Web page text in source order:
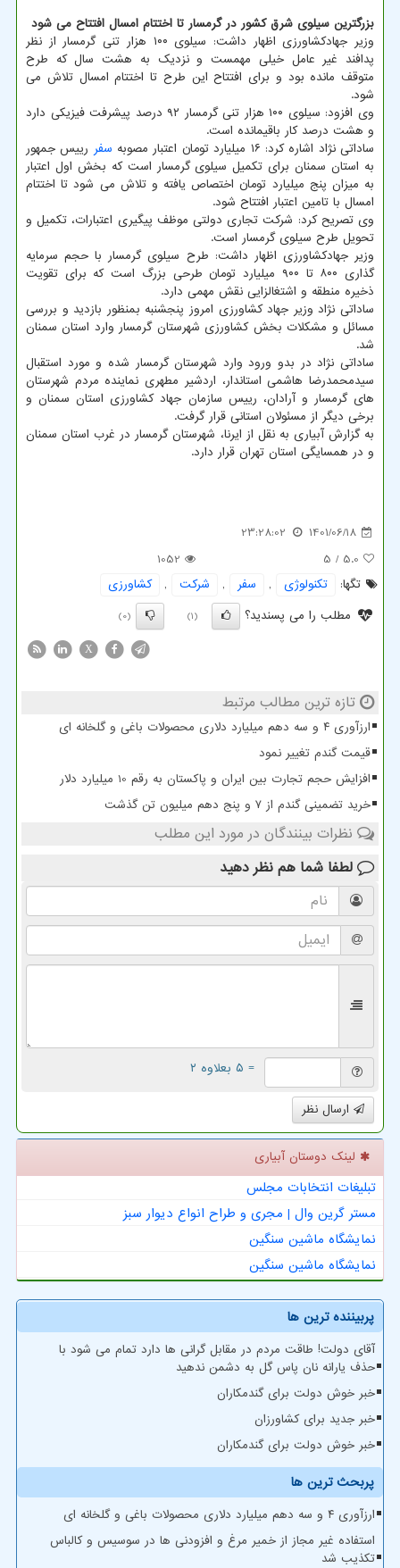
بزرگترین سیلوی شرق کشور در گرمسار تا اختتام امسال افتتاح می شود
وزیر جهادکشاورزی اظهار داشت: سیلوی ۱۰۰ هزار تنی گرمسار از نظر
پدافند غیر عامل خیلی مهمست و نزدیک به هشت سال که طرح
متوقف مانده بود و برای افتتاح این طرح تا اختتام امسال تلاش می
شود.
وی افزود: سیلوی ۱۰۰ هزار تنی گرمسار ۹۲ درصد پیشرفت فیزیکی دارد
و هشت درصد کار باقیمانده است.
ساداتی نژاد اشاره کرد: ۱۶ میلیارد تومان اعتبار مصوبه
سفر رییس جمهور
به استان سمنان برای تکمیل سیلوی گرمسار است که بخش اول اعتبار
به میزان پنج میلیارد تومان اختصاص یافته و تلاش می شود تا اختتام
امسال با تامین اعتبار افتتاح شود.
وی تصریح کرد: شرکت تجاری دولتی موظف پیگیری اعتبارات، تکمیل و
تحویل طرح سیلوی گرمسار است.
وزیر جهادکشاورزی اظهار داشت: طرح سیلوی گرمسار با حجم سرمایه
گذاری ۸۰۰ تا ۹۰۰ میلیارد تومان طرحی بزرگ است که برای تقویت
ذخیره منطقه و اشتغالزایی نقش مهمی دارد.
ساداتی نژاد وزیر جهاد کشاورزی امروز پنجشنبه بمنظور بازدید و بررسی
مسائل و مشکلات بخش کشاورزی شهرستان گرمسار وارد استان سمنان
شد.
ساداتی نژاد در بدو ورود وارد شهرستان گرمسار شده و مورد استقبال
سیدمحمدرضا هاشمی استاندار، اردشیر مطهری نماینده مردم شهرستان
های گرمسار و آرادان، رییس سازمان جهاد کشاورزی استان سمنان و
برخی دیگر از مسئولان استانی قرار گرفت.
به گزارش آبیاری به نقل از ایرنا، شهرستان گرمسار در غرب استان سمنان
و در همسایگی استان تهران قرار دارد.
1401/06/18
23:28:02
5.0
/ 5
1052
تگها:
تكنولوژی , سفر , شركت ,
كشاورزی
مطلب را می پسندید؟
(1)
(0)
X
تازه ترین مطالب مرتبط
ارزآوری ۴ و سه دهم میلیارد دلاری محصولات باغی و گلخانه ای
قیمت گندم تغییر نمود
افزایش حجم تجارت بین ایران و پاکستان به رقم 10 میلیارد دلار
خرید تضمینی گندم از ۷ و پنج دهم میلیون تن گذشت
نظرات بینندگان در مورد این مطلب
لطفا شما هم نظر دهید
= ۵ بعلاوه ۲
ارسال نظر
لینک دوستان آبیاری
تبلیغات انتخابات مجلس
مستر گرین وال | مجری و طراح انواع دیوار سبز
نمایشگاه ماشین سنگین
نمایشگاه ماشین سنگین
پربیننده ترین ها
آقای دولت! طاقت مردم در مقابل گرانی ها دارد تمام می شود با
حذف یارانه نان پاس گل به دشمن ندهید
خبر خوش دولت برای گندمکاران
خبر جدید برای کشاورزان
خبر خوش دولت برای گندمکاران
پربحث ترین ها
ارزآوری ۴ و سه دهم میلیارد دلاری محصولات باغی و گلخانه ای
استفاده غیر مجاز از خمیر مرغ و افزودنی ها در سوسیس و کالباس
تکذیب شد